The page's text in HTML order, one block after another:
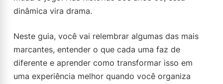
dinâmica vira drama.
Neste guia, você vai relembrar algumas das mais
marcantes, entender o que cada uma faz de
diferente e aprender como transformar isso em
uma experiência melhor quando você organiza